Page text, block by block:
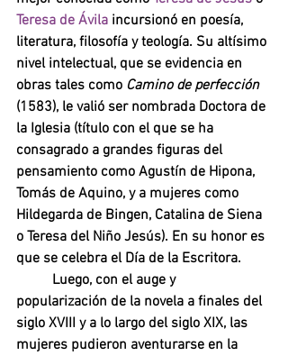
Teresa de Ávila incursionó en poesía,
literatura, filosofía y teología. Su altísimo
nivel intelectual, que se evidencia en
obras tales como Camino de perfección
(1583), le valió ser nombrada Doctora de
la Iglesia (título con el que se ha
consagrado a grandes figuras del
pensamiento como Agustín de Hipona,
Tomás de Aquino, y a mujeres como
Hildegarda de Bingen, Catalina de Siena
o Teresa del Niño Jesús). En su honor es
que se celebra el Día de la Escritora.
Luego, con el auge y
popularización de la novela a finales del
siglo XVIII y a lo largo del siglo XIX, las
mujeres pudieron aventurarse en la